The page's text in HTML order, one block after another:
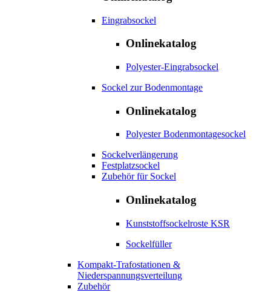
Eingrabsockel
Onlinekatalog
Polyester-Eingrabsockel
Sockel zur Bodenmontage
Onlinekatalog
Polyester Bodenmontagesockel
Sockelverlängerung
Festplatzsockel
Zubehör für Sockel
Onlinekatalog
Kunststoffsockelroste KSR
Sockelfüller
Kompakt-Trafostationen &
Niederspannungsverteilung
Zubehör